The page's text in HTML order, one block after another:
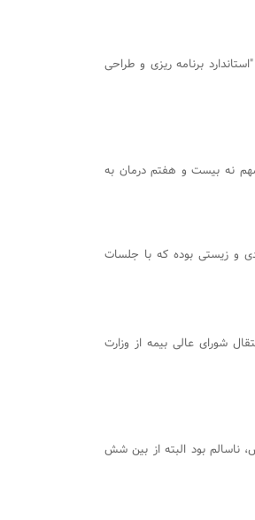
برنامه ریزی و طراحی
نه بیست و هفتم درمان به
و زیستی بوده که با جلسات
شورای عالی بیمه از وزارت
ناسالم بود البته از بین شش